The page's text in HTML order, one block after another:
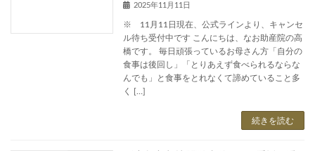
2025年11月11日
※ 11月11日現在、公式ラインより、キャンセ
ル待ち受付中です こんにちは、なお助産院の高
橋です。 毎日頑張っているお母さん方「自分の
食事は後回し」「とりあえず食べられるならな
んでも」と食事をとれなくて諦めていること多
く […]
続きを読む